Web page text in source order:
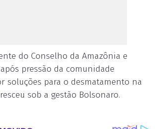
do Conselho da Amazônia e
pressão da comunidade
soluções para o desmatamento na
sob a gestão Bolsonaro.